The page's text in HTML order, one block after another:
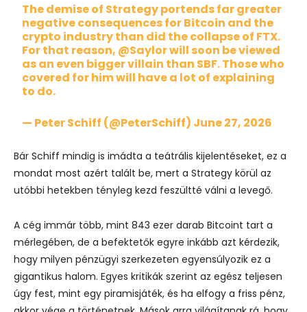
The demise of Strategy portends far greater
negative consequences for Bitcoin and the
crypto industry than did the collapse of FTX.
For that reason, @Saylorwill soon be viewed
as an even bigger villain than SBF. Those who
covered for him will have a lot of explaining
to do.
— Peter Schiff (@PeterSchiff) June 27, 2026
Bár Schiff mindig is imádta a teátrális kijelentéseket, ez a
mondat most azért talált be, mert a Strategy körül az
utóbbi hetekben tényleg kezd feszültté válni a levegő.
A cég immár több, mint 843 ezer darab Bitcoint tart a
mérlegében, de a befektetők egyre inkább azt kérdezik,
hogy milyen pénzügyi szerkezeten egyensúlyozik ez a
gigantikus halom. Egyes kritikák szerint az egész teljesen
úgy fest, mint egy piramisjáték, és ha elfogy a friss pénz,